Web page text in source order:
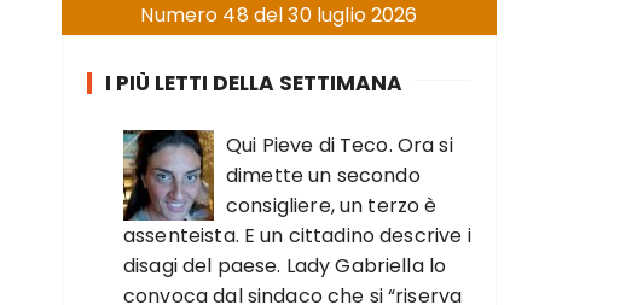
Numero 48 del 30 luglio 2026
I PIÙ LETTI DELLA SETTIMANA
Qui Pieve di Teco. Ora si
dimette un secondo
consigliere, un terzo è
assenteista. E un cittadino descrive i
disagi del paese. Lady Gabriella lo
convoca dal sindaco che si “riserva